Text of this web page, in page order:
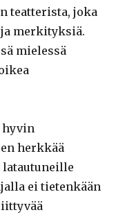
teatterista, joka
ja merkityksiä.
mielessä
hyvin
herkkää
latautuneille
ei tietenkään